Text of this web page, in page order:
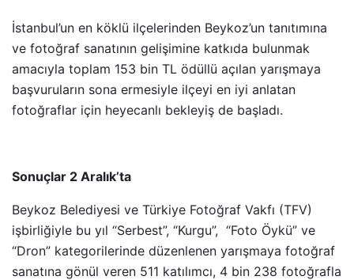
İstanbul’un en köklü ilçelerinden Beykoz’un tanıtımına
ve fotoğraf sanatının gelişimine katkıda bulunmak
amacıyla toplam 153 bin TL ödüllü açılan yarışmaya
başvuruların sona ermesiyle ilçeyi en iyi anlatan
fotoğraflar için heyecanlı bekleyiş de başladı.
Sonuçlar 2 Aralık’ta
Beykoz Belediyesi ve Türkiye Fotoğraf Vakfı (TFV)
işbirliğiyle bu yıl “Serbest”, “Kurgu”, “Foto Öykü” ve
“Dron” kategorilerinde düzenlenen yarışmaya fotoğraf
sanatına gönül veren 511 katılımcı, 4 bin 238 fotoğrafla